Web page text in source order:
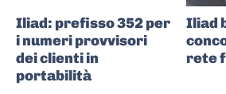
Iliad: prefisso 352 per
i numeri provvisori
dei clienti in
portabilità
Iliad
rete